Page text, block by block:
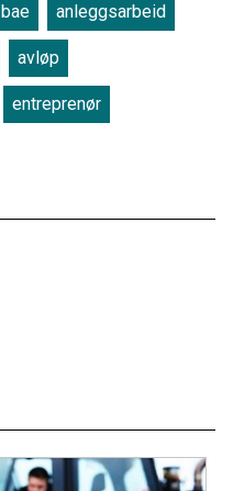
bae anleggsarbeid
avløp
entreprenør